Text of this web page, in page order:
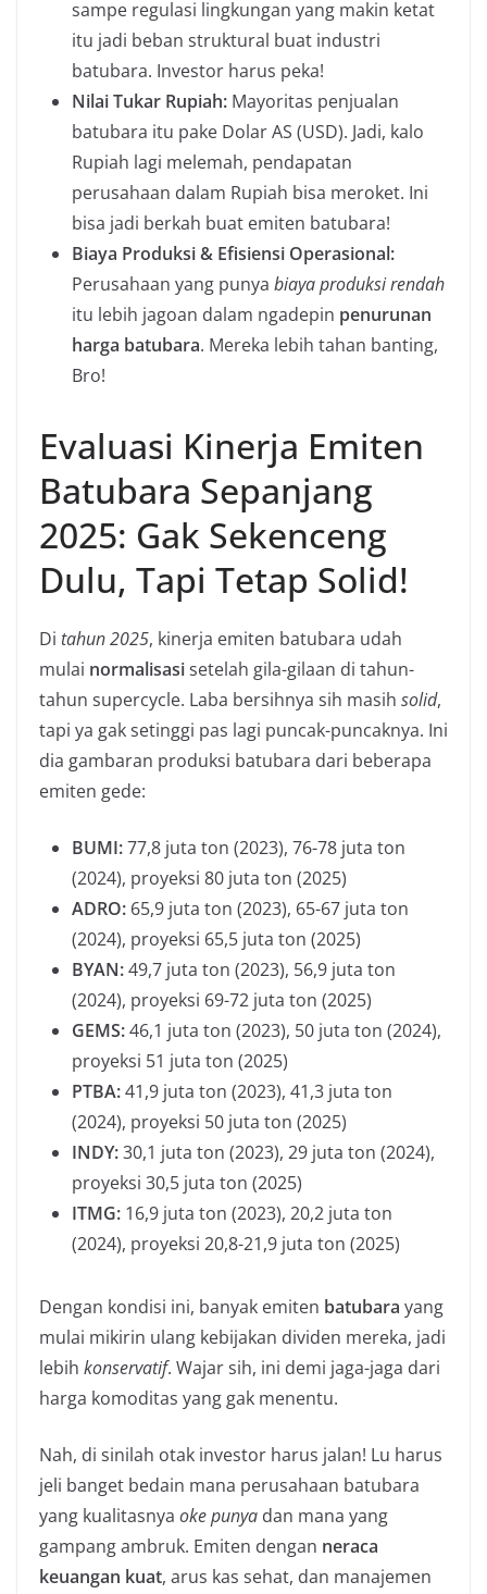
sampe regulasi lingkungan yang makin ketat
itu jadi beban struktural buat industri
batubara. Investor harus peka!
Nilai Tukar Rupiah: Mayoritas penjualan
batubara itu pake Dolar AS (USD). Jadi, kalo
Rupiah lagi melemah, pendapatan
perusahaan dalam Rupiah bisa meroket. Ini
bisa jadi berkah buat emiten batubara!
Biaya Produksi & Efisiensi Operasional:
Perusahaan yang punya biaya produksi rendah
itu lebih jagoan dalam ngadepin penurunan
harga batubara. Mereka lebih tahan banting,
Bro!
Evaluasi Kinerja Emiten
Batubara Sepanjang
2025: Gak Sekenceng
Dulu, Tapi Tetap Solid!
Di tahun 2025, kinerja emiten batubara udah
mulai normalisasisetelah gila-gilaan di tahun-
tahun supercycle. Laba bersihnya sih masih solid,
tapi ya gak setinggi pas lagi puncak-puncaknya. Ini
dia gambaran produksi batubara dari beberapa
emiten gede:
BUMI:77,8 juta ton (2023), 76-78 juta ton
(2024), proyeksi 80 juta ton (2025)
ADRO: 65,9 juta ton (2023), 65-67 juta ton
(2024), proyeksi 65,5 juta ton (2025)
BYAN:49,7 juta ton (2023), 56,9 juta ton
(2024), proyeksi 69-72 juta ton (2025)
GEMS:46,1 juta ton (2023), 50 juta ton (2024),
proyeksi 51 juta ton (2025)
PTBA:41,9 juta ton (2023), 41,3 juta ton
(2024), proyeksi 50 juta ton (2025)
INDY:30,1 juta ton (2023), 29 juta ton (2024),
proyeksi 30,5 juta ton (2025)
ITMG: 16,9 juta ton (2023), 20,2 juta ton
(2024), proyeksi 20,8-21,9 juta ton (2025)
Dengan kondisi ini, banyak emiten batubara yang
mulai mikirin ulang kebijakan dividen mereka, jadi
lebih konservatif. Wajar sih, ini demi jaga-jaga dari
harga komoditas yang gak menentu.
Nah, di sinilah otak investor harus jalan! Lu harus
jeli banget bedain mana perusahaan batubara
yang kualitasnya oke punya dan mana yang
gampang ambruk. Emiten dengan neraca
keuangan kuat, arus kas sehat, dan manajemen